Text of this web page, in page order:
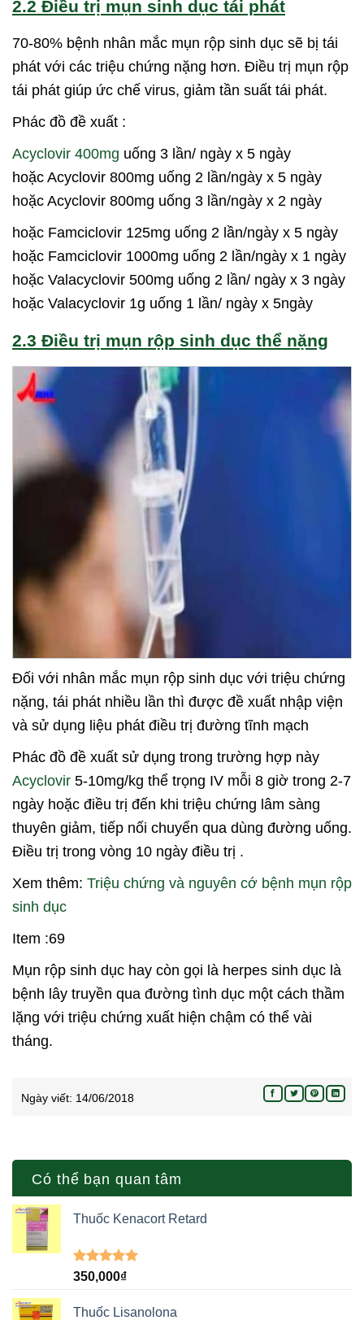
Có thể bạn quan tâm
Thuốc Kenacort Retard
Được xếp
350,000₫
Thuốc Lisanolona
2.2 Điều trị mụn sinh dục tái phát
70-80% bệnh nhân mắc mụn rộp sinh dục sẽ bị tái
phát với các triệu chứng nặng hơn. Điều trị mụn rộp
tái phát giúp ức chế virus, giảm tần suất tái phát.
Phác đồ đề xuất :
Acyclovir 400mg uống 3 lần/ ngày x 5 ngày
hoặc Acyclovir 800mg uống 2 lần/ngày x 5 ngày
hoặc Acyclovir 800mg uống 3 lần/ngày x 2 ngày
hoặc Famciclovir 125mg uống 2 lần/ngày x 5 ngày
hoặc Famciclovir 1000mg uống 2 lần/ngày x 1 ngày
hoặc Valacyclovir 500mg uống 2 lần/ ngày x 3 ngày
hoặc Valacyclovir 1g uống 1 lần/ ngày x 5ngày
2.3 Điều trị mụn rộp sinh dục thể nặng
Đối với nhân mắc mụn rộp sinh dục với triệu chứng
nặng, tái phát nhiều lần thì được đề xuất nhập viện
và sử dụng liệu phát điều trị đường tĩnh mạch
Phác đồ đề xuất sử dụng trong trường hợp này
Acyclovir 5-10mg/kg thể trọng IV mỗi 8 giờ trong 2-7
ngày hoặc điều trị đến khi triệu chứng lâm sàng
thuyên giảm, tiếp nối chuyển qua dùng đường uống.
Điều trị trong vòng 10 ngày điều trị .
Xem thêm: Triệu chứng và nguyên cớ bệnh mụn rộp
sinh dục
Item :69
Mụn rộp sinh dục hay còn gọi là herpes sinh dục là
bệnh lây truyền qua đường tình dục một cách thầm
lặng với triệu chứng xuất hiện chậm có thể vài
tháng.
Ngày viết: 14/06/2018